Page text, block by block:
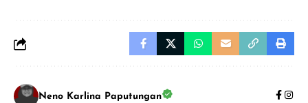
Neno Karlina Paputungan